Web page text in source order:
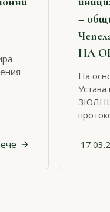
–
НА
На
ЗЮЛНЦ